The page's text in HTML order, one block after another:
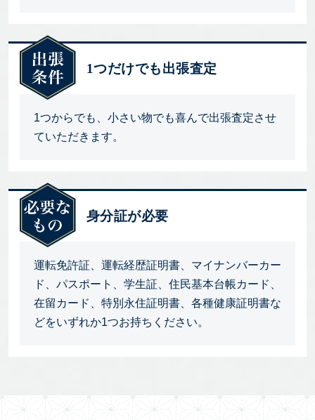
1つだけでも出張査定
1つからでも、小さい物でも喜んで出張査定させ
ていただきます。
身分証が必要
運転免許証、運転経歴証明書、マイナンバーカー
ド、パスポート、学生証、住民基本台帳カード、
在留カード、特別永住証明書、各種健康証明書な
どをいずれか1つお持ちください。